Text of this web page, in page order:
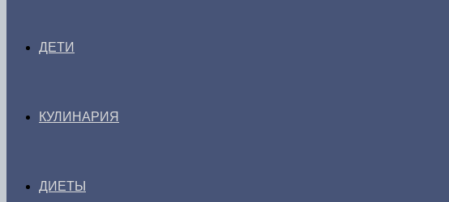
ДЕТИ
КУЛИНАРИЯ
ДИЕТЫ